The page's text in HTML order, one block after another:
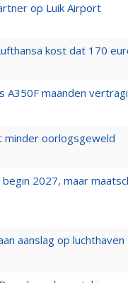
op Luik Airport
kost dat 170
A350F maanden
minder oorlogsgeweld
2027, maar
aanslag op luchthaven